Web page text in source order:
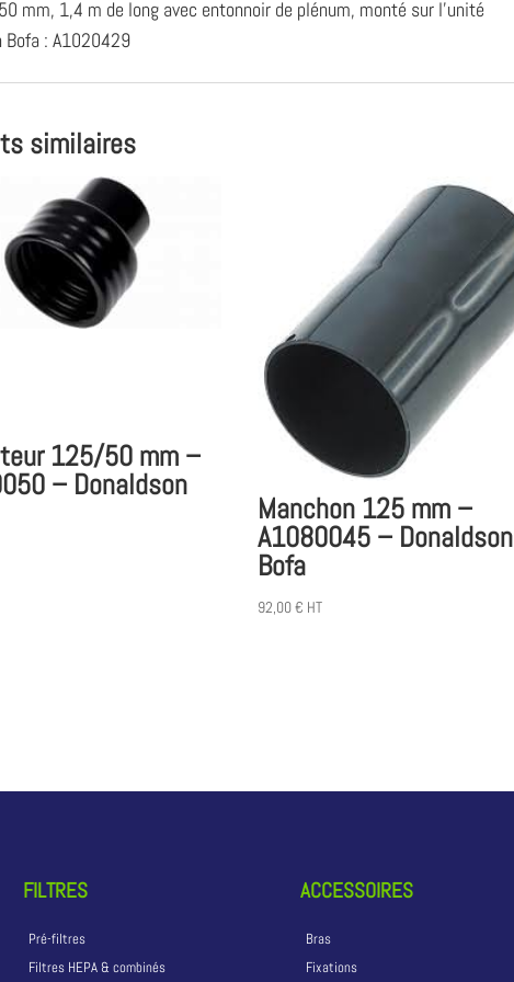
mm, 1,4 m de long avec entonnoir de plénum, monté sur l'unité
Bofa : A1020429
similaires
125/50 mm –
– Donaldson
Manchon 125 mm –
A1080045 – Donaldson
Bofa
92,00€ HT
FILTRES
Pré-filtres
Filtres HEPA & combinés
ACCESSOIRES
Bras
Fixations